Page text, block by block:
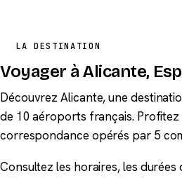
LA DESTINATION
Voyager à Alicante,
Découvrez Alicante, une
de 10 aéroports français. Profitez
correspondance opérés par 5
Consultez les horaires, les durées